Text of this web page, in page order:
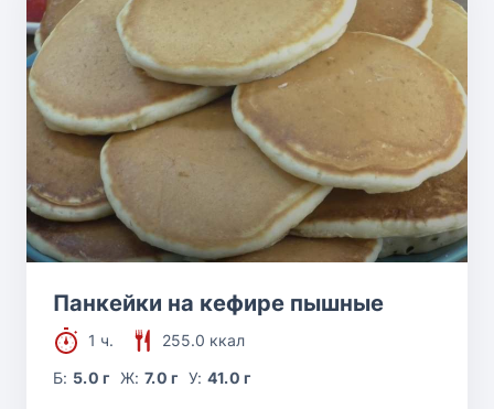
Панкейки на кефире пышные
1 ч.
255.0 ккал
Б: 5.0 г Ж: 7.0 г У: 41.0 г